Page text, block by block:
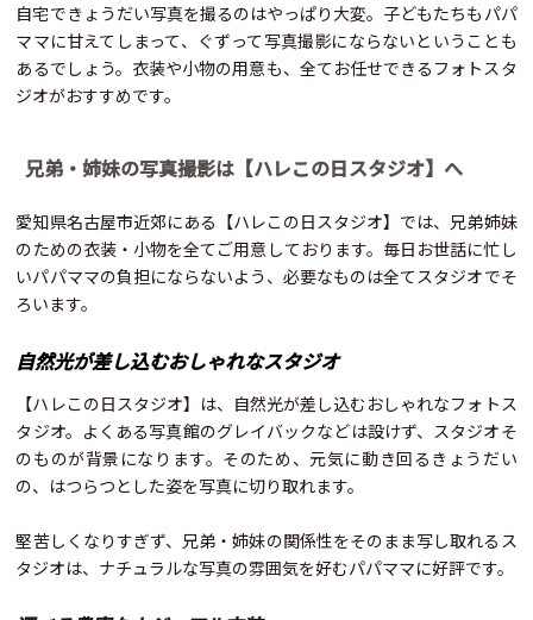
自宅できょうだい写真を撮るのはやっぱり大変。子どもたちもパパ
ママに甘えてしまって、ぐずって写真撮影にならないということも
あるでしょう。衣装や小物の用意も、全てお任せできるフォトスタ
ジオがおすすめです。
兄弟・姉妹の写真撮影は【ハレこの日スタジオ】へ
愛知県名古屋市近郊にある【ハレこの日スタジオ】では、兄弟姉妹
のための衣装・小物を全てご用意しております。毎日お世話に忙し
いパパママの負担にならないよう、必要なものは全てスタジオでそ
ろいます。
自然光が差し込むおしゃれなスタジオ
【ハレこの日スタジオ】は、自然光が差し込むおしゃれなフォトス
タジオ。よくある写真館のグレイバックなどは設けず、スタジオそ
のものが背景になります。そのため、元気に動き回るきょうだい
の、はつらつとした姿を写真に切り取れます。
堅苦しくなりすぎず、兄弟・姉妹の関係性をそのまま写し取れるス
タジオは、ナチュラルな写真の雰囲気を好むパパママに好評です。